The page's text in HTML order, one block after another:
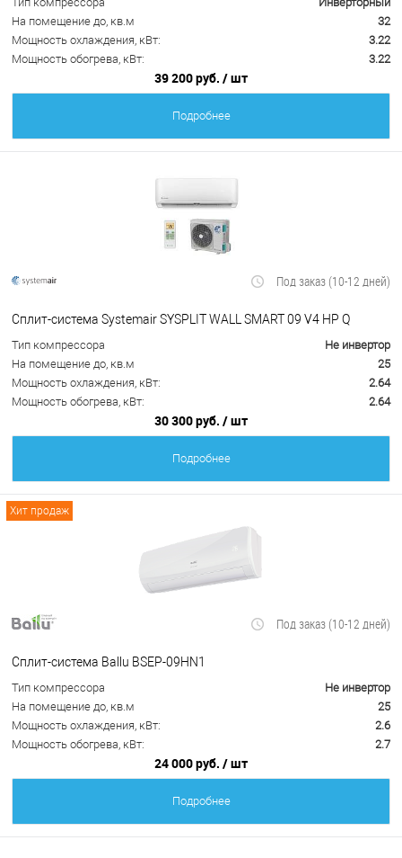
На помещение до, кв.м
32
Мощность охлаждения, кВт:
3.22
Мощность обогрева, кВт:
3.22
39 200 руб. / шт
Подробнее
Под заказ (10-12 дней)
Сплит-система Systemair SYSPLIT WALL SMART 09 V4 HP Q
Тип компрессора
Не инвертор
На помещение до, кв.м
25
Мощность охлаждения, кВт:
2.64
Мощность обогрева, кВт:
2.64
30 300 руб. / шт
Подробнее
Хит продаж
Под заказ (10-12 дней)
Сплит-система Ballu BSEP-09HN1
Тип компрессора
Не инвертор
На помещение до, кв.м
25
Мощность охлаждения, кВт:
2.6
Мощность обогрева, кВт:
2.7
24 000 руб. / шт
Подробнее